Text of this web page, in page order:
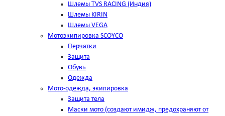
Шлемы TVS RACING (Индия)
Шлемы KIRIN
Шлемы VEGA
Мотоэкипировка SCOYCO
Перчатки
Защита
Обувь
Одежда
Мото-одежда, экипировка
Защита тела
Маски мото (создают имидж, предохраняют от